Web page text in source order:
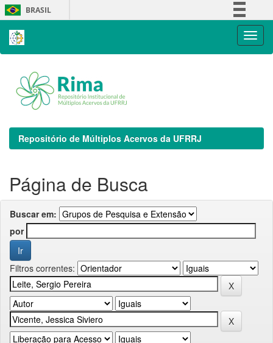
Skip
navigation
BRASIL
Repositório de Múltiplos Acervos da UFRRJ
Página de Busca
Buscar em:
por
Filtros correntes: